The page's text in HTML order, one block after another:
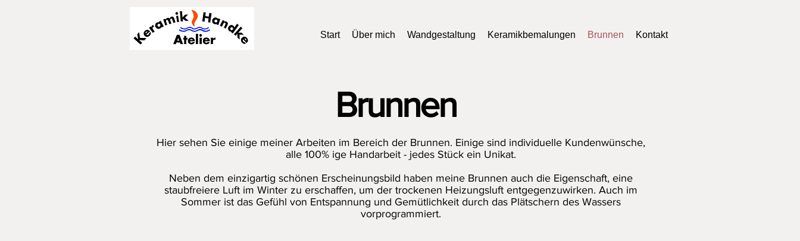
Start Über mich Wandgestaltung Keramikbemalungen Brunnen Kontakt
Brunnen
Hier sehen Sie einige meiner Arbeiten im Bereich der Brunnen. Einige sind individuelle Kundenwünsche,
alle 100% ige Handarbeit - jedes Stück ein Unikat.
Neben dem einzigartig schönen Erscheinungsbild haben meine Brunnen auch die Eigenschaft, eine
staubfreiere Luft im Winter zu erschaffen, um der trockenen Heizungsluft entgegenzuwirken. Auch im
Sommer ist das Gefühl von Entspannung und Gemütlichkeit durch das Plätschern des Wassers
vorprogrammiert.